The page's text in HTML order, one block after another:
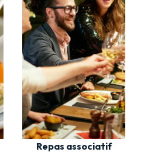
Repas associatif